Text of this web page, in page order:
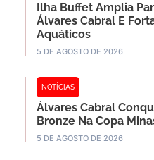
Ilha Buffet Amplia
Álvares Cabral E
Aquáticos
5 DE AGOSTO DE 2026
NOTÍCIAS
Álvares Cabral
Bronze Na Copa
5 DE AGOSTO DE 2026